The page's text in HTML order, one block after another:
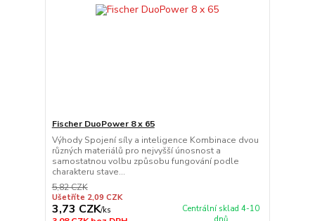
Fischer DuoPower 8 x 65
Výhody Spojení síly a inteligence Kombinace dvou
různých materiálů pro nejvyšší únosnost a
samostatnou volbu způsobu fungování podle
charakteru stave...
5,82 CZK
Ušetříte 2,09 CZK
3,73 CZK/ks
Centrální sklad 4-10